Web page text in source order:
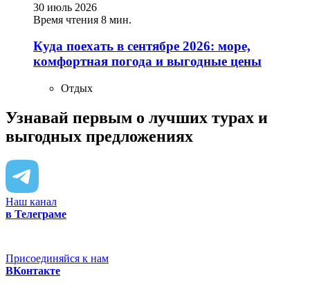
30 июль 2026
Время чтения 8 мин.
Куда поехать в сентябре 2026: море,
комфортная погода и выгодные цены
Отдых
Узнавай первым о лучших турах и
выгодных предложениях
Наш канал
в Телеграме
Присоединяйся к нам
ВКонтакте